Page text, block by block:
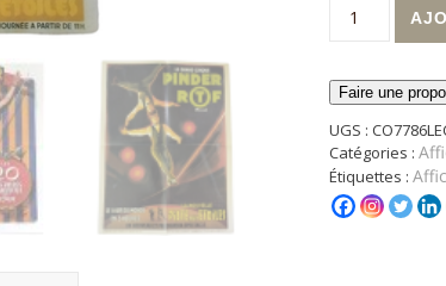
Faire une
UGS :
Catégories :
Étiquettes :